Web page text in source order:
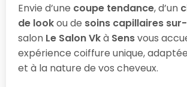
Envie d’une coupe tendance, d’un
de lookou de soins capillaires
salon Le Salon Vkà Sensvous
expérience coiffure unique,
et à la nature de vos cheveux.